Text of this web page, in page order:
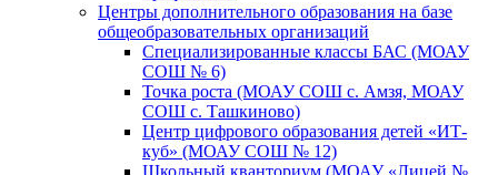
Центры дополнительного образования на базе
общеобразовательных организаций
Специализированные классы БАС (МОАУ
СОШ № 6)
Точка роста (МОАУ СОШ с. Амзя, МОАУ
СОШ с. Ташкиново)
Центр цифрового образования детей «ИТ-
куб» (МОАУ СОШ № 12)
Школьный кванториум (МОАУ «Лицей №